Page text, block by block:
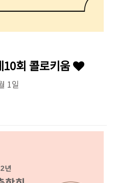
회 콜로키움
1일